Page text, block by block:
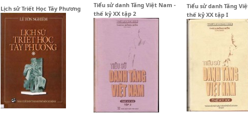
Lịch sử Triết Học Tây Phương
Tiểu sử danh Tăng Việt Nam -
thế kỷ XX tập 2
Tiểu sử danh Tăng
thế kỷ XX tập I